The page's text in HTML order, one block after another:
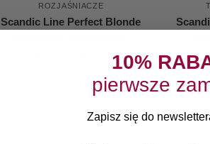
ROZJAŚNIACZE
Scandic Line Perfect Blonde
10%
pierwsze
Zapisz się do